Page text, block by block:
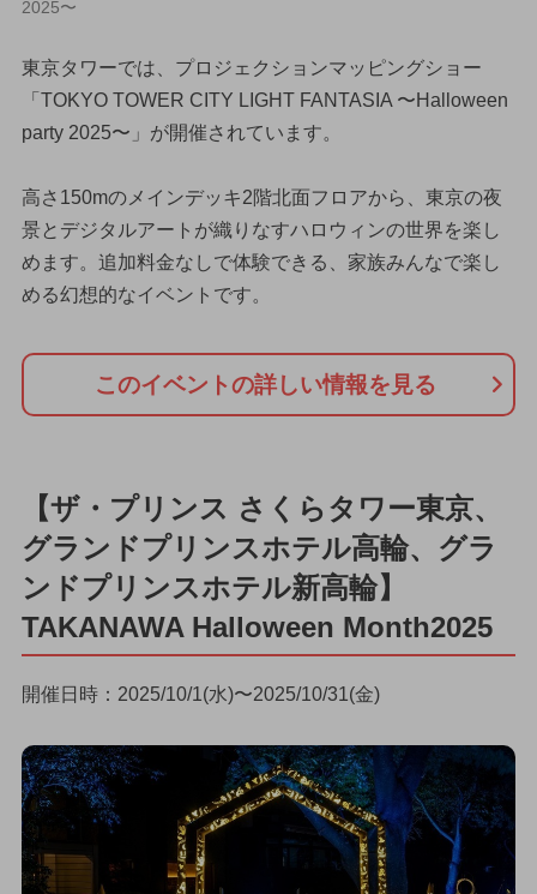
2025〜
東京タワーでは、プロジェクションマッピングショー
「TOKYO TOWER CITY LIGHT FANTASIA 〜Halloween
party 2025〜」が開催されています。
高さ150mのメインデッキ2階北面フロアから、東京の夜
景とデジタルアートが織りなすハロウィンの世界を楽し
めます。追加料金なしで体験できる、家族みんなで楽し
める幻想的なイベントです。
このイベントの詳しい情報を見る
【ザ・プリンス さくらタワー東京、
グランドプリンスホテル高輪、グラ
ンドプリンスホテル新高輪】
TAKANAWA Halloween Month2025
開催日時：2025/10/1(水)〜2025/10/31(金)